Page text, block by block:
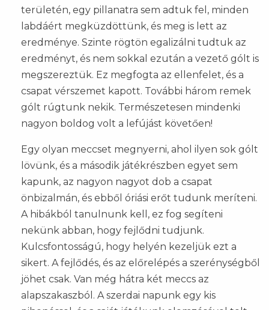
területén, egy pillanatra sem adtuk fel, minden
labdáért megküzdöttünk, és meg is lett az
eredménye. Szinte rögtön egalizálni tudtuk az
eredményt, és nem sokkal ezután a vezető gólt is
megszereztük. Ez megfogta az ellenfelet, és a
csapat vérszemet kapott. További három remek
gólt rúgtunk nekik. Természetesen mindenki
nagyon boldog volt a lefújást követően!
Egy olyan meccset megnyerni, ahol ilyen sok gólt
lövünk, és a második játékrészben egyet sem
kapunk, az nagyon nagyot dob a csapat
önbizalmán, és ebből óriási erőt tudunk meríteni.
A hibákból tanulnunk kell, ez fog segíteni
nekünk abban, hogy fejlődni tudjunk.
Kulcsfontosságú, hogy helyén kezeljük ezt a
sikert. A fejlődés, és az előrelépés a szerénységből
jöhet csak. Van még hátra két meccs az
alapszakaszból. A szerdai napunk egy kis